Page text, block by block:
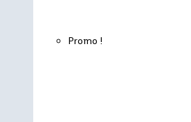
Promo !